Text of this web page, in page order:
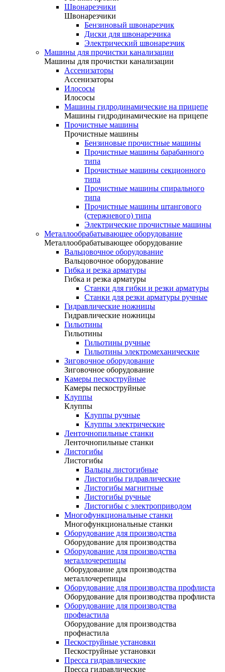
Швонарезчики
Швонарезчики
Бензиновый швонарезчик
Диски для швонарезчика
Электрический швонарезчик
Машины для прочистки канализации
Машины для прочистки канализации
Ассенизаторы
Ассенизаторы
Илососы
Илососы
Машины гидродинамические на прицепе
Машины гидродинамические на прицепе
Прочистные машины
Прочистные машины
Бензиновые прочистные машины
Прочистные машины барабанного
типа
Прочистные машины секционного
типа
Прочистные машины спирального
типа
Прочистные машины штангового
(стержневого) типа
Электрические прочистные машины
Металлообрабатывающее оборудование
Металлообрабатывающее оборудование
Вальцовочное оборудование
Вальцовочное оборудование
Гибка и резка арматуры
Гибка и резка арматуры
Станки для гибки и резки арматуры
Станки для резки арматуры ручные
Гидравлические ножницы
Гидравлические ножницы
Гильотины
Гильотины
Гильотины ручные
Гильотины электромеханические
Зиговочное оборудование
Зиговочное оборудование
Камеры пескоструйные
Камеры пескоструйные
Клуппы
Клуппы
Клуппы ручные
Клуппы электрические
Ленточнопильные станки
Ленточнопильные станки
Листогибы
Листогибы
Вальцы листогибные
Листогибы гидравлические
Листогибы магнитные
Листогибы ручные
Листогибы с электроприводом
Многофункциональные станки
Многофункциональные станки
Оборудование для производства
Оборудование для производства
Оборудование для производства
металлочерепицы
Оборудование для производства
металлочерепицы
Оборудование для производства профлиста
Оборудование для производства профлиста
Оборудование для производства
профнастила
Оборудование для производства
профнастила
Пескоструйные установки
Пескоструйные установки
Пресса гидравлические
Пресса гидравлические